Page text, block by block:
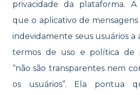
privacidade da plataforma. A
que o aplicativo de mensagens
indevidamente seus usuários a
termos de uso e política de
“não são transparentes nem
os usuários”. Ela pontua